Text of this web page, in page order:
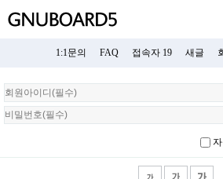
1:1문의 FAQ 접속자 19 새글
회
원
로